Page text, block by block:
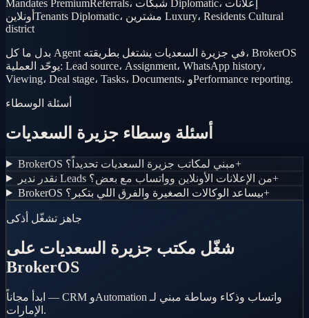
Mandates PremiumReferrals، شبكات Diplomatic، إعلانات
أونلاين Tenants Diplomatic، مشترين Luxury، Residents Cultural
district
بدل ما كل Agent في جزيرة السعديات يشتغل بطريقته، BrokerOS
يوحّد العملية: Lead source، Assignment، WhatsApp history،
Viewing، Deal stage، Tasks، Documents، وPerformance reporting.
أسئلة الوسطاء
أسئلة وسطاء جزيرة السعديات
BrokerOS مبني لمكاتب جزيرة السعديات تحديداً؟+
نقدر ندير Leads من الإعلانات الأونلاين وواتساب مع بعض؟+
BrokerOS بيساعد الوكالات الصغيرة والفرق اللي بتكبر؟+
جاهز تشغّل أذكى
شغّل مكتب جزيرة السعديات على
BrokerOS
ابدأ مجاناً — CRM وAutomation واتساب وذكاء وساطة مبني لـ
الإمارات.